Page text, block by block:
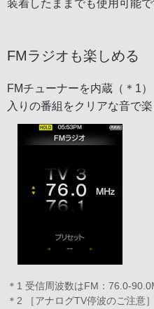
装着したままでも使用可能で
FMラジオも楽しめる
FMチューナーを内蔵（＊1
入りの番組をクリアな音で楽
＊1 受信周波数はFM：76.0-
＊2 ［アナログTV停波のご注意